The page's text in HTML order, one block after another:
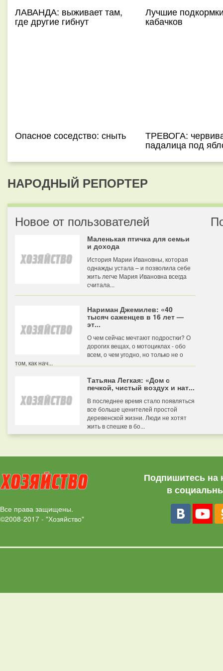
ЛАВАНДА: выживает там,
где другие гибнут
Лучшие
кабачков
Опасное соседство: сныть ТРЕВОГА:
падалица под
НАРОДНЫЙ РЕПОРТЕР
Новое от пользователей
Маленькая птичка для семьи
и дохода
История Марии Ивановны, которая
однажды устала – и позволила себе
жить легче Мария Ивановна всегда
считала...
Нариман Джемилев: «40
тысяч саженцев в 16 лет —
эт...
О чем сейчас мечтают подростки? О
дорогих вещах, о мотоциклах - обо
всем, о чем угодно, но только не о
том, как нач...
Татьяна Легкая: «Дом с
печкой, чистый воздух и нат...
В последнее время стало появляться
все больше ценителей простой
деревенской жизни. Люди не хотят
жить в спешке в бо...
Все права защищены.
©2008-2017 - "Хозяйство"
Подпишитесь на
в